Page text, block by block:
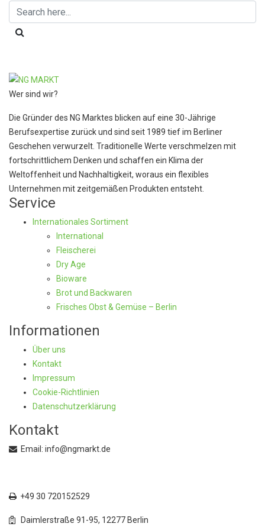
Wer sind wir?
Die Gründer des NG Marktes blicken auf eine 30-Jährige
Berufsexpertise zurück und sind seit 1989 tief im Berliner
Geschehen verwurzelt. Traditionelle Werte verschmelzen mit
fortschrittlichem Denken und schaffen ein Klima der
Weltoffenheit und Nachhaltigkeit, woraus ein flexibles
Unternehmen mit zeitgemäßen Produkten entsteht.
Service
Internationales Sortiment
International
Fleischerei
Dry Age
Bioware
Brot und Backwaren
Frisches Obst & Gemüse – Berlin
Informationen
Über uns
Kontakt
Impressum
Cookie-Richtlinien
Datenschutzerklärung
Kontakt
Email: info@ngmarkt.de
+49 30 720152529
Daimlerstraße 91-95, 12277 Berlin